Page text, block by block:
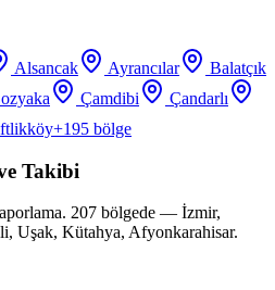
Alsancak Ayrancılar
Balatçık
Çamdibi
Çandarlı
+195 bölge
Takibi
207 bölgede — İzmir,
Uşak, Kütahya, Afyonkarahisar.